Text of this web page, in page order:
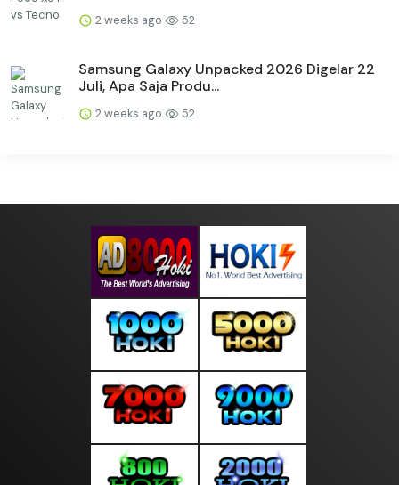
2 weeks ago 52
Samsung Galaxy Unpacked 2026 Digelar 22
Juli, Apa Saja Produ...
2 weeks ago 52